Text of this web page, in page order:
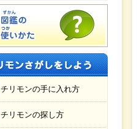
チリモンの手に入れ方
チリモンの探し方